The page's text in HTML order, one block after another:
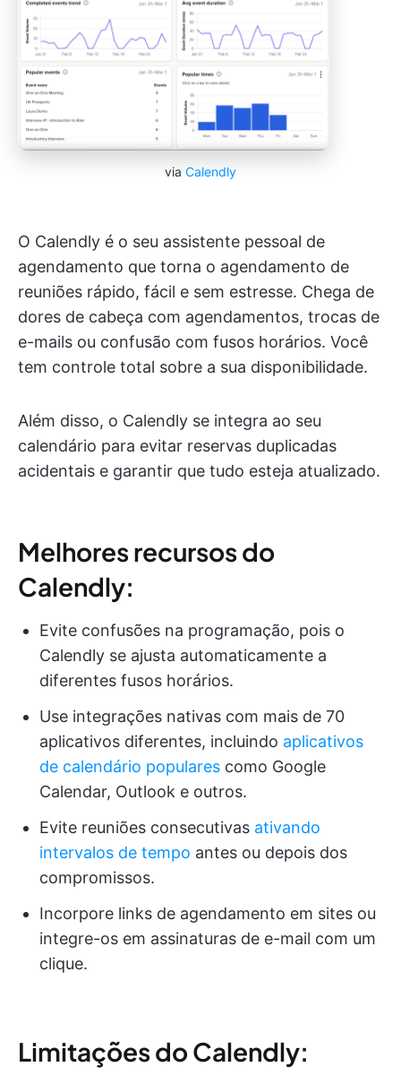
via Calendly
O Calendly é o seu assistente pessoal de
agendamento que torna o agendamento de
reuniões rápido, fácil e sem estresse. Chega de
dores de cabeça com agendamentos, trocas de
e-mails ou confusão com fusos horários. Você
tem controle total sobre a sua disponibilidade.
Além disso, o Calendly se integra ao seu
calendário para evitar reservas duplicadas
acidentais e garantir que tudo esteja atualizado.
Melhores recursos do
Calendly:
Evite confusões na programação, pois o
Calendly se ajusta automaticamente a
diferentes fusos horários.
Use integrações nativas com mais de 70
aplicativos diferentes, incluindo aplicativos
de calendário populares como Google
Calendar, Outlook e outros.
Evite reuniões consecutivas ativando
intervalos de tempo antes ou depois dos
compromissos.
Incorpore links de agendamento em sites ou
integre-os em assinaturas de e-mail com um
clique.
Limitações do Calendly: